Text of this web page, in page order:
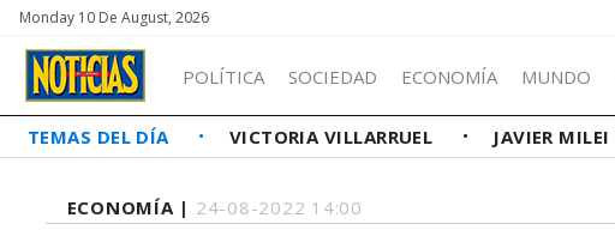
Monday 10 De August, 2026
POLÍTICA SOCIEDAD ECONOMÍA MUNDO
TEMAS DEL DÍA VICTORIA VILLARRUEL JAVIER MILEI
ECONOMÍA | 24-08-2022 14:00